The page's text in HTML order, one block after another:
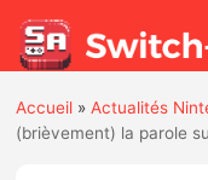
Accueil »Actualités
(brièvement) la parole